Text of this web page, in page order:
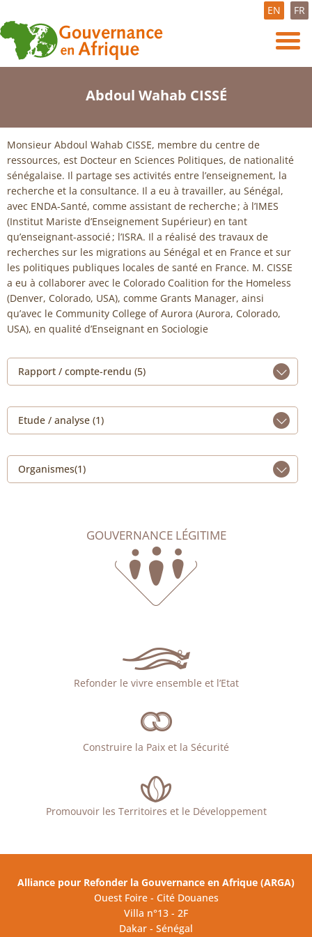
EN FR
Abdoul Wahab CISSÉ
Monsieur Abdoul Wahab CISSE, membre du centre de
ressources, est Docteur en Sciences Politiques, de nationalité
sénégalaise. Il partage ses activités entre l’enseignement, la
recherche et la consultance. Il a eu à travailler, au Sénégal,
avec ENDA-Santé, comme assistant de recherche ; à l’IMES
(Institut Mariste d’Enseignement Supérieur) en tant
qu’enseignant-associé ; l’ISRA. Il a réalisé des travaux de
recherches sur les migrations au Sénégal et en France et sur
les politiques publiques locales de santé en France. M. CISSE
a eu à collaborer avec le Colorado Coalition for the Homeless
(Denver, Colorado, USA), comme Grants Manager, ainsi
qu’avec le Community College of Aurora (Aurora, Colorado,
USA), en qualité d’Enseignant en Sociologie
Rapport / compte-rendu (5)
Etude / analyse (1)
Organismes(1)
GOUVERNANCE LÉGITIME
Refonder le vivre ensemble et l’Etat
Construire la Paix et la Sécurité
Promouvoir les Territoires et le Développement
Alliance pour Refonder la Gouvernance en Afrique (ARGA)
Ouest Foire - Cité Douanes
Villa n°13 - 2F
Dakar - Sénégal